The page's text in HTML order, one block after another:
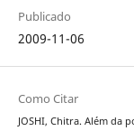
Publicado
2009-11-06
Como Citar
JOSHI, Chitra. Além da